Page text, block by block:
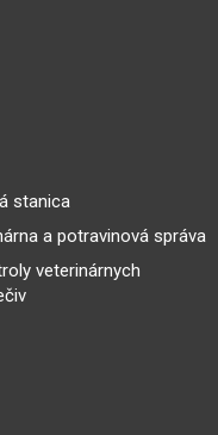
stanica
a potravinová správa
veterinárnych